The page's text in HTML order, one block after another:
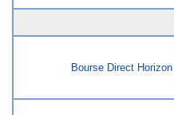
Bourse Direct Horizon